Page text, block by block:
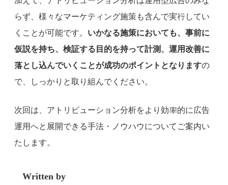
らず、様々なマーケティング施策も含んで実行してい
くことが可能です。 いかなる施策においても、事前に
仮説を持ち、検証する目的を持って計測、運用改善に
落とし込んでいくことが成功のポイントとなりますの
で、しっかりと取り組んでください。
次回は、アトリビューション分析をより効率的に広告
運用へと展開できる手法・ノウハウについてご案内い
たします。
Written by